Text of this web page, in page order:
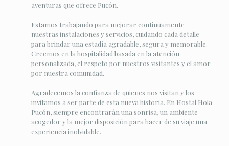
aventuras que ofrece Pucón.
Estamos trabajando para mejorar continuamente
nuestras instalaciones y servicios, cuidando cada detalle
para brindar una estadía agradable, segura y memorable.
Creemos en la hospitalidad basada en la atención
personalizada, el respeto por nuestros visitantes y el amor
por nuestra comunidad.
Agradecemos la confianza de quienes nos visitan y los
invitamos a ser parte de esta nueva historia. En Hostal Hola
Pucón, siempre encontrarán una sonrisa, un ambiente
acogedor y la mejor disposición para hacer de su viaje una
experiencia inolvidable.